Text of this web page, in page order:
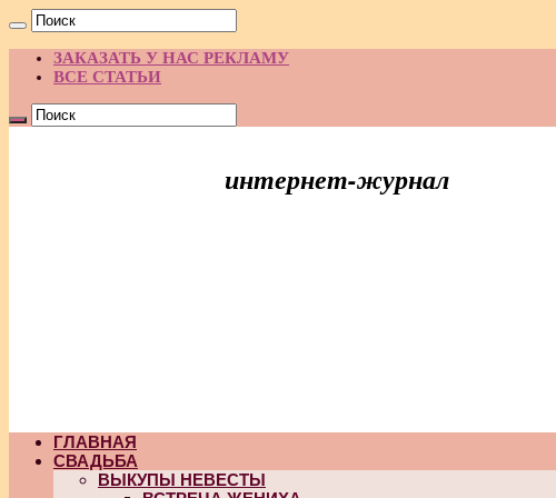
ЗАКАЗАТЬ У НАС РЕКЛАМУ
ВСЕ СТАТЬИ
интернет-журнал
ГЛАВНАЯ
СВАДЬБА
ВЫКУПЫ НЕВЕСТЫ